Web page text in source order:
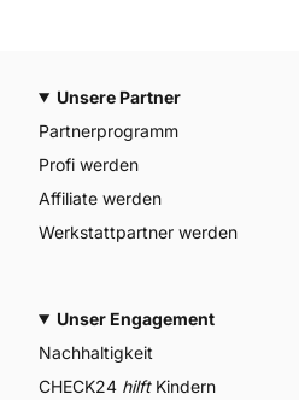
Unsere Partner
Partnerprogramm
Profi werden
Affiliate werden
Werkstattpartner werden
Unser Engagement
Nachhaltigkeit
CHECK24 hilftKindern